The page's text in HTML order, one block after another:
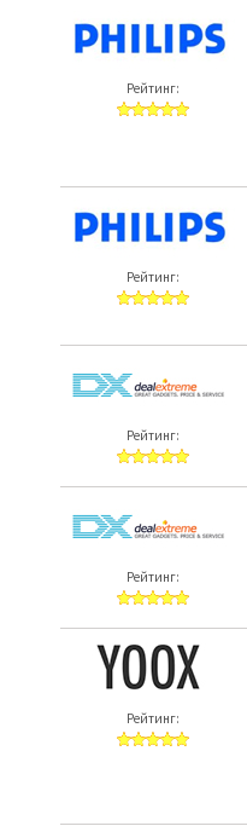
Рейтинг:
Рейтинг:
Рейтинг:
Рейтинг:
Рейтинг: